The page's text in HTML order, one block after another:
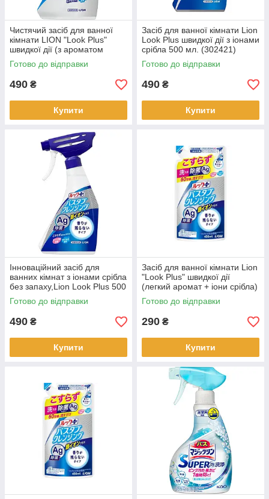
Чистячий засіб для ванної
кімнати LION "Look Plus"
швидкої дії (з ароматом
мила)(256427)
Готово до відправки
490 ₴
Купити
Засіб для ванної кімнати Lion
Look Plus швидкої дії з іонами
срібла 500 мл. (302421)
Готово до відправки
490 ₴
Купити
Інноваційний засіб для
ванних кімнат з іонами срібла
без запаху,Lion Look Plus 500
мл (333456)
Готово до відправки
490 ₴
Купити
Засіб для ванної кімнати Lion
"Look Plus" швидкої дії
(легкий аромат + іони срібла)
450 мл
Готово до відправки
290 ₴
Купити